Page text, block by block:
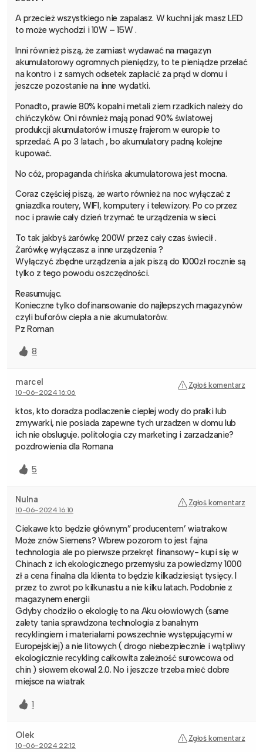
A przecież wszystkiego nie zapalasz. W kuchni jak masz LED
to może wychodzi i 10W – 15W .
Inni również piszą, że zamiast wydawać na magazyn
akumulatorowy ogromnych pieniędzy, to te pieniądze przelać
na kontro i z samych odsetek zapłacić za prąd w domu i
jeszcze pozostanie na inne wydatki.
Ponadto, prawie 80% kopalni metali ziem rzadkich należy do
chińczyków. Oni również mają ponad 90% światowej
produkcji akumulatorów i muszę frajerom w europie to
sprzedać. A po 3 latach , bo akumulatory padną kolejne
kupować.
No cóż, propaganda chińska akumulatorowa jest mocna.
Coraz częściej piszą, że warto również na noc wyłączać z
gniazdka routery, WIFI, komputery i telewizory. Po co przez
noc i prawie cały dzień trzymać te urządzenia w sieci.
To tak jakbyś żarówkę 200W przez cały czas świecił .
Żarówkę wyłączasz a inne urządzenia ?
Wyłączyć zbędne urządzenia a jak piszą do 1000zł rocznie są
tylko z tego powodu oszczędności.
Reasumując.
Konieczne tylko dofinansowanie do najlepszych magazynów
czyli buforów ciepła a nie akumulatorów.
Pz Roman
8
marcel
10-06-2024 16:06
Zgłoś komentarz
ktos, kto doradza podlaczenie cieplej wody do pralki lub
zmywarki, nie posiada zapewne tych urzadzen w domu lub
ich nie obsluguje. politologia czy marketing i zarzadzanie?
pozdrowienia dla Romana
5
Nulna
10-06-2024 16:10
Zgłoś komentarz
Ciekawe kto będzie głównym” producentem’ wiatrakow.
Może znów Siemens? Wbrew pozorom to jest fajna
technologia ale po pierwsze przekręt finansowy- kupi się w
Chinach z ich ekologicznego przemysłu za powiedzmy 1000
zł a cena finalna dla klienta to będzie kilkadziesiąt tysięcy. I
przez to zwrot po kilkunastu a nie kilku latach. Podobnie z
magazynem energii
Gdyby chodziło o ekologię to na Aku ołowiowych (same
zalety tania sprawdzona technologia z banalnym
recyklingiem i materiałami powszechnie występującymi w
Europejskiej) a nie litowych ( drogo niebezpiecznie i wątpliwy
ekologicznie recykling całkowita zależność surowcowa od
chin ) słowem ekowal 2.0. No i jeszcze trzeba mieć dobre
miejsce na wiatrak
1
Olek
10-06-2024 22:12
Zgłoś komentarz